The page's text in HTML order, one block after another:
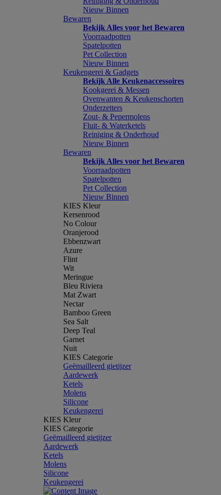
Nieuw Binnen
Bewaren
Bekijk Alles voor het Bewaren
Voorraadpotten
Spatelpotten
Pet Collection
Nieuw Binnen
Keukengerei & Gadgets
Bekijk Alle Keukenaccessoires
Kookgerei & Messen
Ovenwanten & Keukenschorten
Onderzetters
Zout- & Pepermolens
Fluit- & Waterketels
Reiniging & Onderhoud
Nieuw Binnen
Bewaren
Bekijk Alles voor het Bewaren
Voorraadpotten
Spatelpotten
Pet Collection
Nieuw Binnen
KIES Kleur
Kersenrood
No Colour
Oranjerood
Ebbenzwart
Azure
Flint
Wit
Meringue
Bleu Riviera
Mat Zwart
Nectar
Bamboo Green
Sea Salt
Deep Teal
Garnet
Nuit
KIES Categorie
Geëmailleerd gietijzer
Aardewerk
Ketels
Molens
Silicone
Keukengerei
KIES Kleur
KIES Categorie
Geëmailleerd gietijzer
Aardewerk
Ketels
Molens
Silicone
Keukengerei